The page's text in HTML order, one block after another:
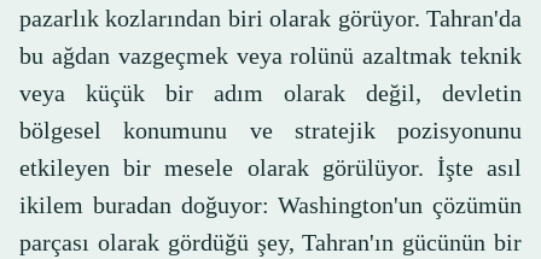
pazarlık kozlarından biri olarak görüyor. Tahran'da
bu ağdan vazgeçmek veya rolünü azaltmak teknik
veya küçük bir adım olarak değil, devletin
bölgesel konumunu ve stratejik pozisyonunu
etkileyen bir mesele olarak görülüyor. İşte asıl
ikilem buradan doğuyor: Washington'un çözümün
parçası olarak gördüğü şey, Tahran'ın gücünün bir